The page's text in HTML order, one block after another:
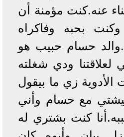
عنه.كنت مؤمنة أن
وكنت بحبه وفاكراه
حسام حبيب هو
لعلاقتنا ودي شغلته
الأدوية زي ما بيقول
مع حسام وأني
كنت بشتري له